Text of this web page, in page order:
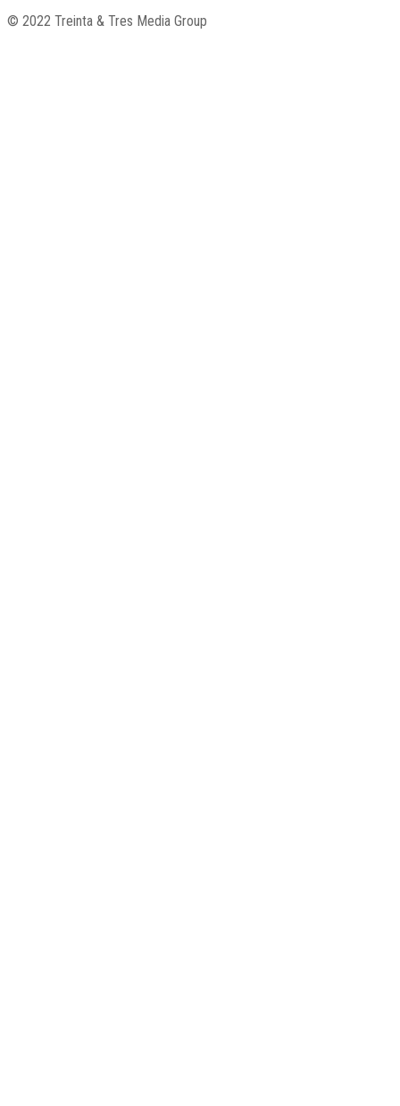
© 2022 Treinta & Tres Media Group